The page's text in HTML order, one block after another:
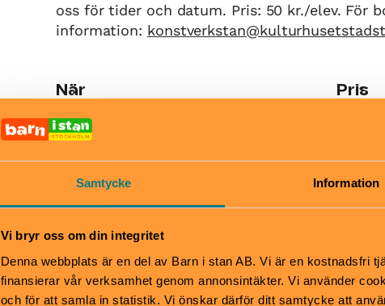
Samtycke Information
Vi bryr oss om din integritet
Denna webbplats är en del av Barn i stan AB. Vi är en kostnadsfri
finansierar vår verksamhet genom annonsintäkter. Vi använder
och för att samla in statistik. Vi önskar därför ditt samtycke att
oss för tider och datum. Pris: 50 kr./elev. För
information:
När
Onsdag-fredag 12-17
Lördag-söndag 11-17
Pris
OBS!
Okej med matsäck
Hiss och ramper
Kafé
till T-